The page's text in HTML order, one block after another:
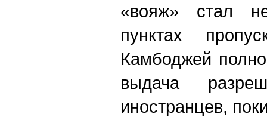
«вояж» стал
пунктах
Камбоджей
выдача
иностранцев,